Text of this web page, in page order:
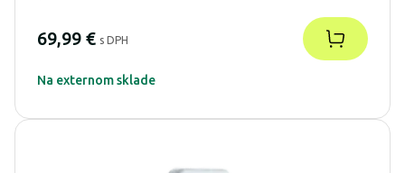
69,99 € s DPH
Na externom sklade